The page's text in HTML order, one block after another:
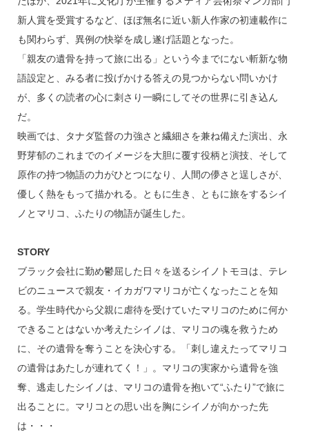
新人賞を受賞するなど、ほぼ無名に近い新人作家の初連載作に
も関わらず、異例の快挙を成し遂げ話題となった。
「親友の遺骨を持って旅に出る」という今までにない斬新な物
語設定と、みる者に投げかける答えの見つからない問いかけ
が、多くの読者の心に刺さり一瞬にしてその世界に引き込ん
だ。
映画では、タナダ監督の力強さと繊細さを兼ね備えた演出、永
野芽郁のこれまでのイメージを大胆に覆す役柄と演技、そして
原作の持つ物語の力がひとつになり、人間の儚さと逞しさが、
優しく熱をもって描かれる。ともに生き、ともに旅をするシイ
ノとマリコ、ふたりの物語が誕生した。
STORY
ブラック会社に勤め鬱屈した日々を送るシイノトモヨは、テレ
ビのニュースで親友・イカガワマリコが亡くなったことを知
る。学生時代から父親に虐待を受けていたマリコのために何か
できることはないか考えたシイノは、マリコの魂を救うため
に、その遺骨を奪うことを決心する。「刺し違えたってマリコ
の遺骨はあたしが連れてく！」。マリコの実家から遺骨を強
奪、逃走したシイノは、マリコの遺骨を抱いて“ふたり”で旅に
出ることに。マリコとの思い出を胸にシイノが向かった先
は・・・